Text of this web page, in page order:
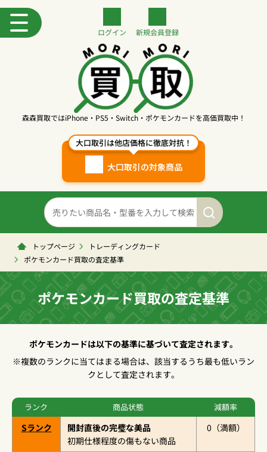
森森買取ではiPhone・PS5・Switch・ポケモンカードを高価買取中！
ログイン 新規会員登録
大口取引は他店価格に徹底対抗！
大口取引の対象商品
トップページ
トレーディングカード
ポケモンカード買取の査定基準
ポケモンカード買取の査定基準
ポケモンカードは以下の基準に基づいて査定されます。
※複数のランクに当てはまる場合は、該当するうち最も低いラン
クとして査定されます。
ランク 商品状態 減額率
Sランク
開封直後の完璧な美品
初期仕様程度の傷もない商品
0 （満額）